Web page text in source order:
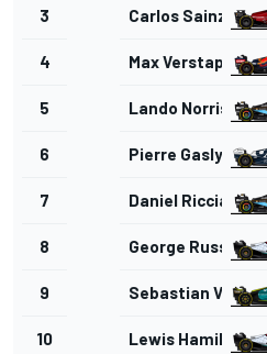
3 Carlos Sainz Jr.
4 Max Verstappen
5 Lando Norris
6 Pierre Gasly
7 Daniel Ricciardo
8 George Russell
9 Sebastian Vettel
10 Lewis Hamilton